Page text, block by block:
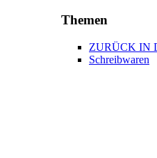
Themen
ZURÜCK IN
Schreibwaren